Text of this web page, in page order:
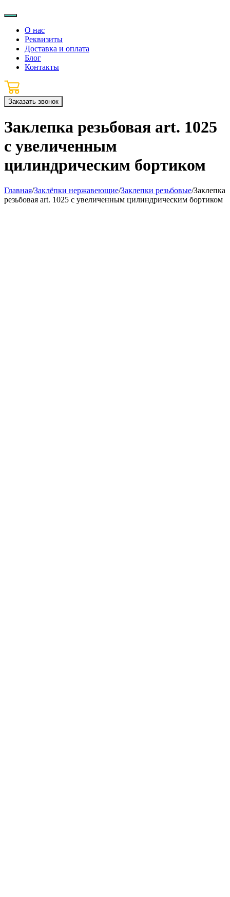
О нас
Реквизиты
Доставка и оплата
Блог
Контакты
Заказать звонок
Заклепка резьбовая art. 1025
с увеличенным
цилиндрическим бортиком
Главная/Заклёпки нержавеющие/Заклепки резьбовые/Заклепка
резьбовая art. 1025 с увеличенным цилиндрическим бортиком